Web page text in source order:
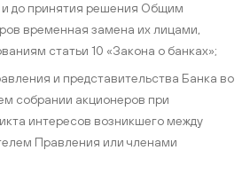
и до принятия решения Общим
временная замена их лицами,
статьи 10 «Закона о банках»;
и представительства Банка во
собрании акционеров при
интересов возникшего между
Правления или членами